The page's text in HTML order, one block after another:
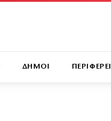
ΔΗΜΟΙ